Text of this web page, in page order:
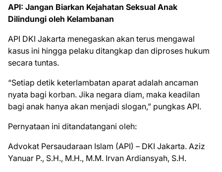
API: Jangan Biarkan Kejahatan Seksual Anak
Dilindungi oleh Kelambanan
API DKI Jakarta menegaskan akan terus mengawal
kasus ini hingga pelaku ditangkap dan diproses hukum
secara tuntas.
“Setiap detik keterlambatan aparat adalah ancaman
nyata bagi korban. Jika negara diam, maka keadilan
bagi anak hanya akan menjadi slogan,” pungkas API.
Pernyataan ini ditandatangani oleh:
Advokat Persaudaraan Islam (API) – DKI Jakarta. Aziz
Yanuar P., S.H., M.H., M.M. Irvan Ardiansyah, S.H.